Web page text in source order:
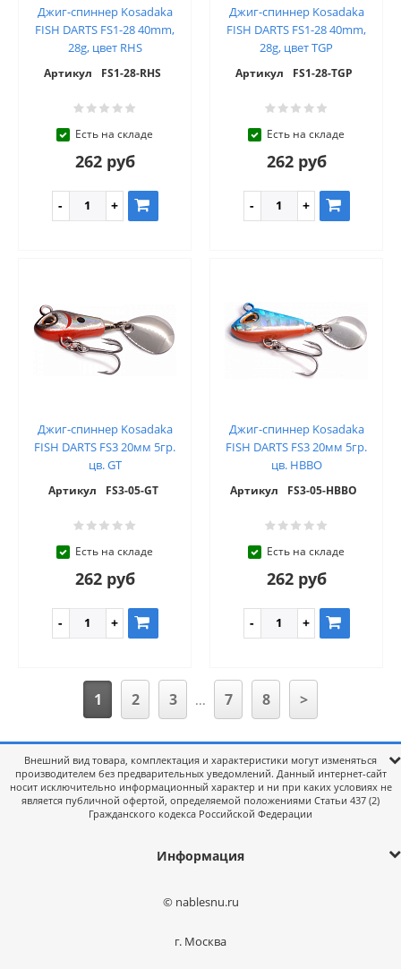
Джиг-спиннер Kosadaka
FISH DARTS FS1-28 40mm,
28g, цвет RHS
Артикул FS1-28-RHS
Есть на складе
262 руб
Джиг-спиннер Kosadaka
FISH DARTS FS1-28 40mm,
28g, цвет TGP
Артикул FS1-28-TGP
Есть на складе
262 руб
Джиг-спиннер Kosadaka
FISH DARTS FS3 20мм 5гр.
цв. GT
Артикул FS3-05-GT
Есть на складе
262 руб
Джиг-спиннер Kosadaka
FISH DARTS FS3 20мм 5гр.
цв. HBBO
Артикул FS3-05-HBBO
Есть на складе
262 руб
1 2 3 ... 7 8 >
Внешний вид товара, комплектация и характеристики могут изменяться
производителем без предварительных уведомлений. Данный интернет-сайт
носит исключительно информационный характер и ни при каких условиях не
является публичной офертой, определяемой положениями Статьи 437 (2)
Гражданского кодекса Российской Федерации
Информация
© nablesnu.ru
г. Москва